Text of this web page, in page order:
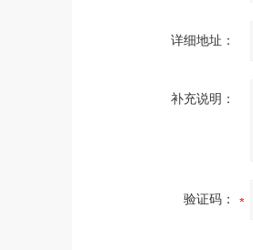
详细地址：
补充说明：
验证码：